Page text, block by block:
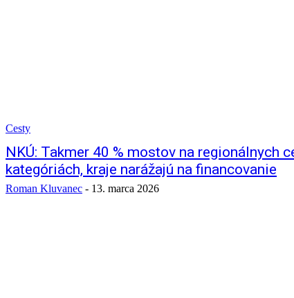
Cesty
NKÚ: Takmer 40 % mostov na regionálnych
kategóriách, kraje narážajú na financovanie
Roman Kluvanec - 13. marca 2026